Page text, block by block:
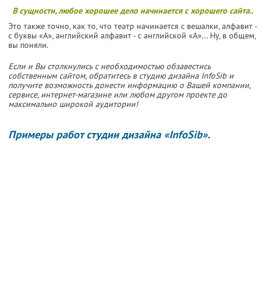
В сущности, любое хорошее дело начинается с хорошего сайта..
Это также точно, как то, что театр начинается с вешалки, алфавит -
с буквы «А», английский алфавит - с английской «А»... Ну, в общем,
вы поняли.
Если и Вы столкнулись с необходимостью обзавестись
собственным сайтом, обратитесь в студию дизайна InfoSib и
получите возможность донести информацию о Вашей компании,
сервисе, интернет-магазине или любом другом проекте до
максимально широкой аудитории!
Примеры работ студии дизайна «InfoSib».